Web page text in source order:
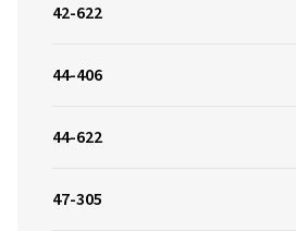
42-622
44-406
44-622
47-305